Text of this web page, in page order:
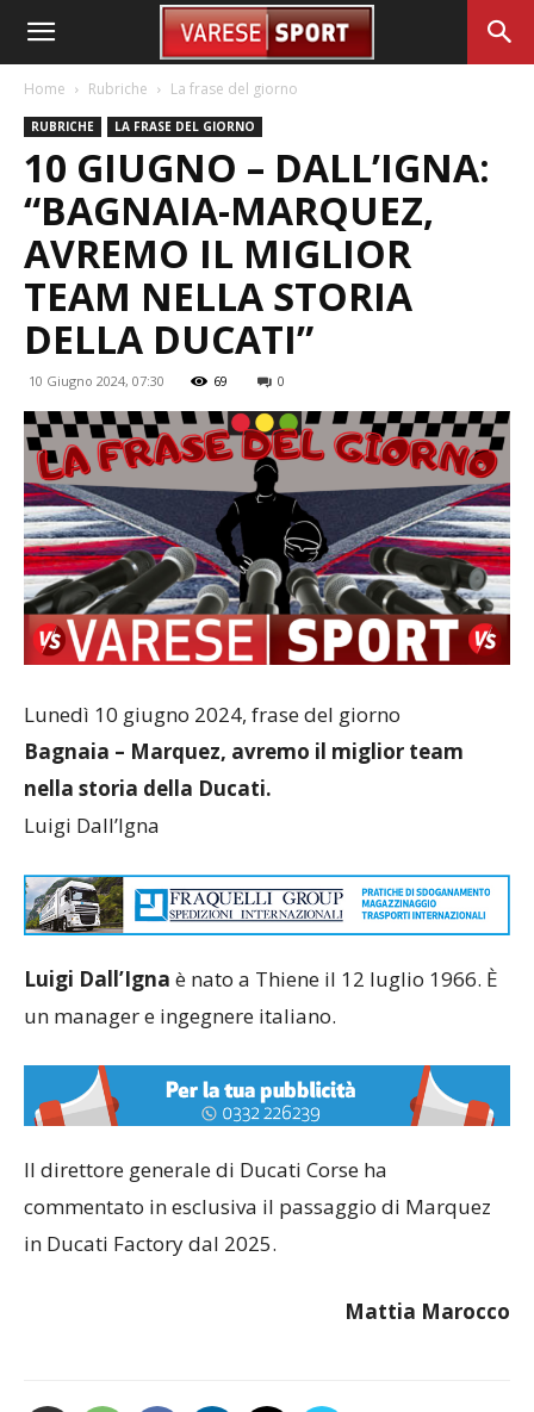
Home Rubriche La frase del giorno
RUBRICHE LA FRASE DEL GIORNO
10 GIUGNO – DALL’IGNA:
“BAGNAIA-MARQUEZ,
AVREMO IL MIGLIOR
TEAM NELLA STORIA
DELLA DUCATI”
10 Giugno 2024, 07:30 69 0
Lunedì 10 giugno 2024, frase del giorno
Bagnaia – Marquez, avremo il miglior team
nella storia della Ducati.
Luigi Dall’Igna
Luigi Dall’Igna è nato a Thiene il 12 luglio 1966. È
un manager e ingegnere italiano.
Il direttore generale di Ducati Corse ha
commentato in esclusiva il passaggio di Marquez
in Ducati Factory dal 2025.
Mattia Marocco